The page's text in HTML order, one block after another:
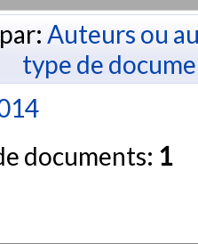
Auteurs ou
type de
documents: 1